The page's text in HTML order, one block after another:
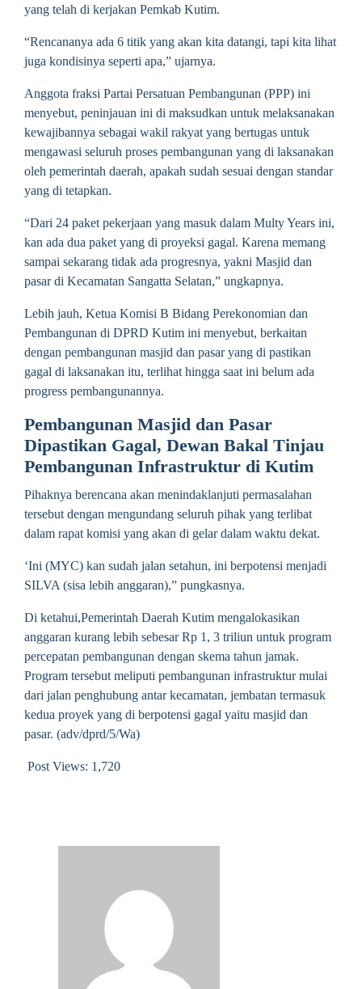
yang telah di kerjakan Pemkab Kutim.
“Rencananya ada 6 titik yang akan kita datangi, tapi kita lihat
juga kondisinya seperti apa,” ujarnya.
Anggota fraksi Partai Persatuan Pembangunan (PPP) ini
menyebut, peninjauan ini di maksudkan untuk melaksanakan
kewajibannya sebagai wakil rakyat yang bertugas untuk
mengawasi seluruh proses pembangunan yang di laksanakan
oleh pemerintah daerah, apakah sudah sesuai dengan standar
yang di tetapkan.
“Dari 24 paket pekerjaan yang masuk dalam Multy Years ini,
kan ada dua paket yang di proyeksi gagal. Karena memang
sampai sekarang tidak ada progresnya, yakni Masjid dan
pasar di Kecamatan Sangatta Selatan,” ungkapnya.
Lebih jauh, Ketua Komisi B Bidang Perekonomian dan
Pembangunan di DPRD Kutim ini menyebut, berkaitan
dengan pembangunan masjid dan pasar yang di pastikan
gagal di laksanakan itu, terlihat hingga saat ini belum ada
progress pembangunannya.
Pembangunan Masjid dan Pasar
Dipastikan Gagal, Dewan Bakal Tinjau
Pembangunan Infrastruktur di Kutim
Pihaknya berencana akan menindaklanjuti permasalahan
tersebut dengan mengundang seluruh pihak yang terlibat
dalam rapat komisi yang akan di gelar dalam waktu dekat.
‘Ini (MYC) kan sudah jalan setahun, ini berpotensi menjadi
SILVA (sisa lebih anggaran),” pungkasnya.
Di ketahui,Pemerintah Daerah Kutim mengalokasikan
anggaran kurang lebih sebesar Rp 1, 3 triliun untuk program
percepatan pembangunan dengan skema tahun jamak.
Program tersebut meliputi pembangunan infrastruktur mulai
dari jalan penghubung antar kecamatan, jembatan termasuk
kedua proyek yang di berpotensi gagal yaitu masjid dan
pasar. (adv/dprd/5/Wa)
Post Views: 1,720